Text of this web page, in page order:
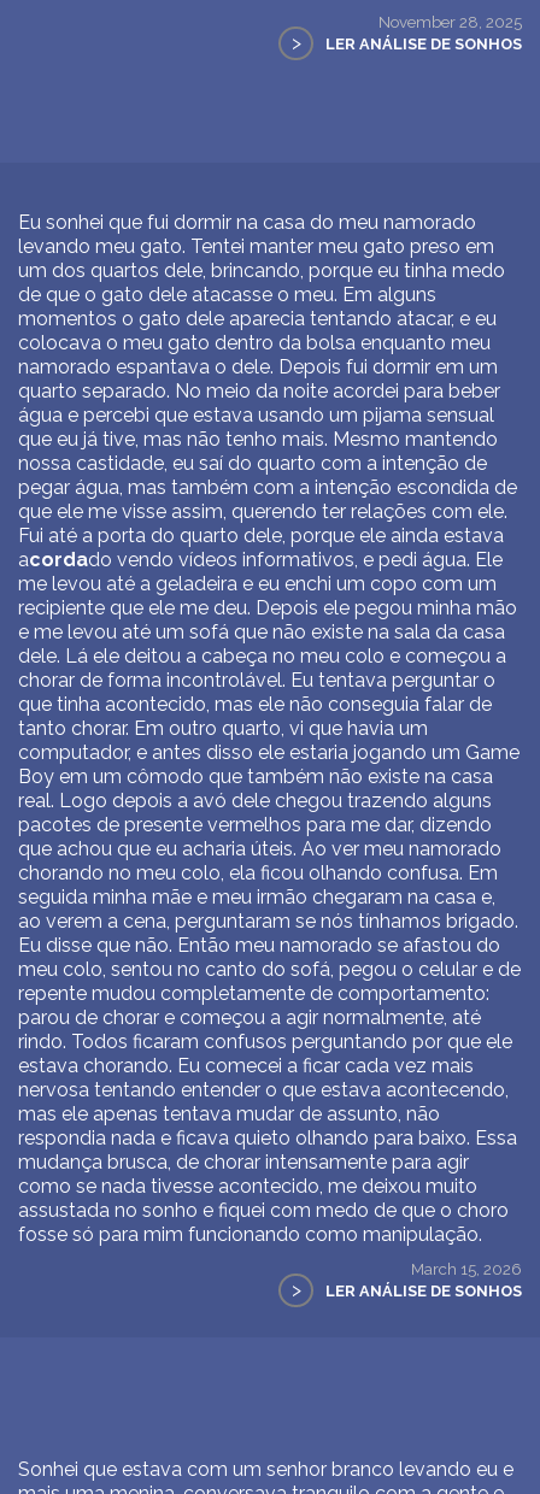
November 28, 2025
> LER ANÁLISE DE SONHOS
Eu sonhei que fui dormir na casa do meu namorado
levando meu gato. Tentei manter meu gato preso em
um dos quartos dele, brincando, porque eu tinha medo
de que o gato dele atacasse o meu. Em alguns
momentos o gato dele aparecia tentando atacar, e eu
colocava o meu gato dentro da bolsa enquanto meu
namorado espantava o dele. Depois fui dormir em um
quarto separado. No meio da noite acordei para beber
água e percebi que estava usando um pijama sensual
que eu já tive, mas não tenho mais. Mesmo mantendo
nossa castidade, eu saí do quarto com a intenção de
pegar água, mas também com a intenção escondida de
que ele me visse assim, querendo ter relações com ele.
Fui até a porta do quarto dele, porque ele ainda estava
acordado vendo vídeos informativos, e pedi água. Ele
me levou até a geladeira e eu enchi um copo com um
recipiente que ele me deu. Depois ele pegou minha mão
e me levou até um sofá que não existe na sala da casa
dele. Lá ele deitou a cabeça no meu colo e começou a
chorar de forma incontrolável. Eu tentava perguntar o
que tinha acontecido, mas ele não conseguia falar de
tanto chorar. Em outro quarto, vi que havia um
computador, e antes disso ele estaria jogando um Game
Boy em um cômodo que também não existe na casa
real. Logo depois a avó dele chegou trazendo alguns
pacotes de presente vermelhos para me dar, dizendo
que achou que eu acharia úteis. Ao ver meu namorado
chorando no meu colo, ela ficou olhando confusa. Em
seguida minha mãe e meu irmão chegaram na casa e,
ao verem a cena, perguntaram se nós tínhamos brigado.
Eu disse que não. Então meu namorado se afastou do
meu colo, sentou no canto do sofá, pegou o celular e de
repente mudou completamente de comportamento:
parou de chorar e começou a agir normalmente, até
rindo. Todos ficaram confusos perguntando por que ele
estava chorando. Eu comecei a ficar cada vez mais
nervosa tentando entender o que estava acontecendo,
mas ele apenas tentava mudar de assunto, não
respondia nada e ficava quieto olhando para baixo. Essa
mudança brusca, de chorar intensamente para agir
como se nada tivesse acontecido, me deixou muito
assustada no sonho e fiquei com medo de que o choro
fosse só para mim funcionando como manipulação.
March 15, 2026
> LER ANÁLISE DE SONHOS
Sonhei que estava com um senhor branco levando eu e